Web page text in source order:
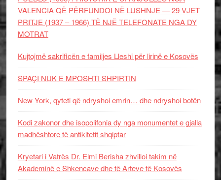
VALENCIA QË PËRFUNDOI NË LUSHNJE — 29 VJET
PRITJE (1937 – 1966) TË NJË TELEFONATE NGA DY
MOTRAT
Kujtojmë sakrificën e familjes Lleshi për lirinë e Kosovës
SPAÇI NUK E MPOSHTI SHPIRTIN
New York, qyteti që ndryshoi emrin… dhe ndryshoi botën
Kodi zakonor dhe isopolifonia dy nga monumentet e gjalla
madhështore të antikitetit shqiptar
Kryetari i Vatrës Dr. Elmi Berisha zhvilloi takim në
Akademinë e Shkencave dhe të Arteve të Kosovës